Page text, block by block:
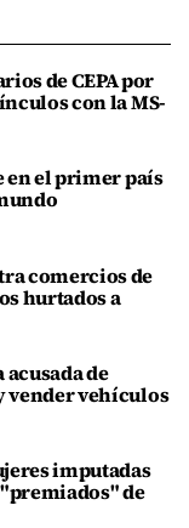
de CEPA por
con la MS-
en el primer país
comercios de
hurtados a
de
vender vehículos
imputadas
de